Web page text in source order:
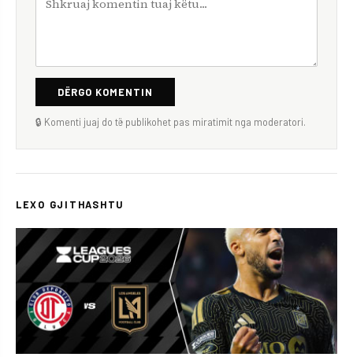
DËRGO KOMENTIN
🔒 Komenti juaj do të publikohet pas miratimit nga moderatori.
LEXO GJITHASHTU